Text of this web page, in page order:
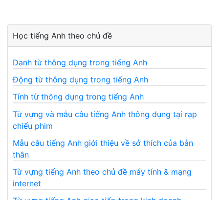
Học tiếng Anh theo chủ đề
Danh từ thông dụng trong tiếng Anh
Động từ thông dụng trong tiếng Anh
Tính từ thông dụng trong tiếng Anh
Từ vựng và mẫu câu tiếng Anh thông dụng tại rạp
chiếu phim
Mẫu câu tiếng Anh giới thiệu về sở thích của bản
thân
Từ vựng tiếng Anh theo chủ đề máy tính & mạng
internet